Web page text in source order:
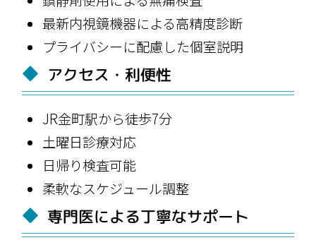
最新内視鏡機器による高精度診断
プライバシーに配慮した個室説明
アクセス・利便性
JR金町駅から徒歩7分
土曜日診療対応
日帰り検査可能
柔軟なスケジュール調整
専門医による丁寧なサポート